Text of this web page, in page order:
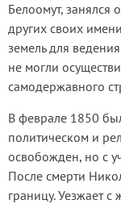
Белоомут, занялся
других своих
земель для
не могли
самодержавного
В феврале 1850
политическом и
освобожден, но с
После смерти
границу. Уезжает